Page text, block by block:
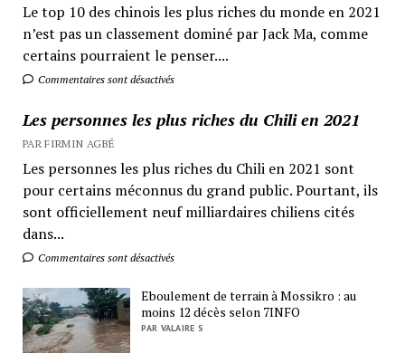
Le top 10 des chinois les plus riches du monde en 2021
n’est pas un classement dominé par Jack Ma, comme
certains pourraient le penser....
Commentaires sont désactivés
Les personnes les plus riches du Chili en 2021
PAR FIRMIN AGBÉ
Les personnes les plus riches du Chili en 2021 sont
pour certains méconnus du grand public. Pourtant, ils
sont officiellement neuf milliardaires chiliens cités
dans...
Commentaires sont désactivés
Eboulement de terrain à Mossikro : au
moins 12 décès selon 7INFO
PAR VALAIRE S